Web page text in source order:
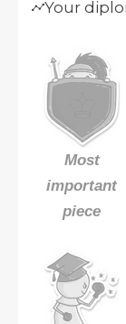
Your
Most
important
piece